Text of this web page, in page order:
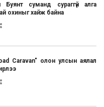
суманд сураггүй алга
охиныг хайж байна
Caravan" олон улсын аялал